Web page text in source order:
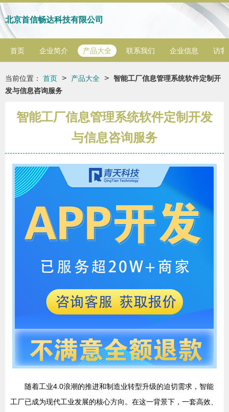
北京首信畅达科技有限公司
首页 企业简介 产品大全 联系我们 企业信息 访客
当前位置： 首页 > 产品大全 > 智能工厂信息管理系统软件定制开
发与信息咨询服务
智能工厂信息管理系统软件定制开发
与信息咨询服务
随着工业4.0浪潮的推进和制造业转型升级的迫切需求，智能
工厂已成为现代工业发展的核心方向。在这一背景下，一套高效、